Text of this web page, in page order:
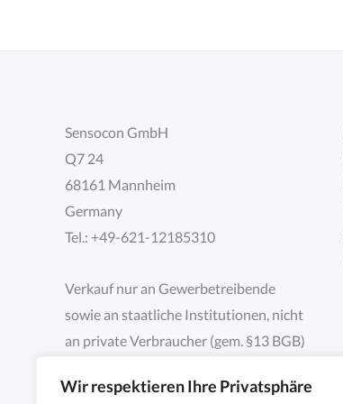
Wir respektieren Ihre Privatsphäre
Sensocon GmbH
Q7 24
68161 Mannheim
Germany
Tel.: +49-621-12185310
Verkauf nur an Gewerbetreibende
sowie an staatliche Institutionen, nicht
an private Verbraucher (gem. §13 BGB)